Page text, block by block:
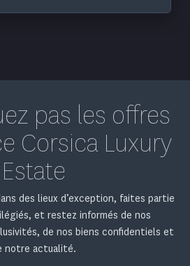
pas les offres
Corsica Luxury
Estate
des lieux d’exception, faites partie
et restez informés de nos
de nos biens confidentiels et
notre actualité.